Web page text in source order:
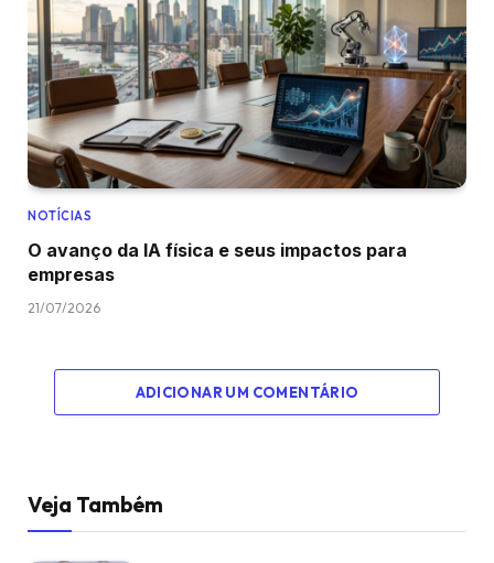
NOTÍCIAS
O avanço da IA física e seus impactos para
empresas
21/07/2026
ADICIONAR UM COMENTÁRIO
Veja Também